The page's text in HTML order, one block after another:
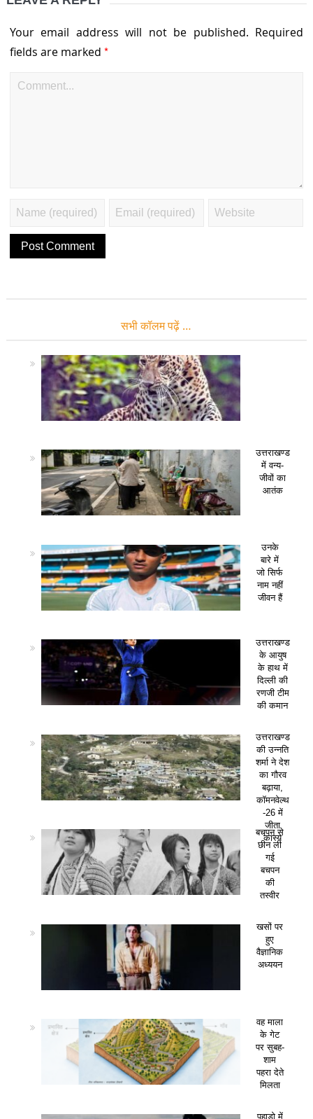
Your email address will not be published. Required
fields are marked *
सभी कॉलम पढ़ें …
उत्तराखण्ड
में वन्य-
जीवों का
आतंक
उनके
बारे में
जो सिर्फ
नाम नहीं
जीवन हैं
उत्तराखण्ड
के आयुष
के हाथ में
दिल्ली की
रणजी टीम
की कमान
उत्तराखण्ड
की उन्नति
शर्मा ने देश
का गौरव
बढ़ाया,
कॉमनवेल्थ
-26 में
जीता
कांस्य
बचपन से
छीन ली
गई
बचपन
की
तस्वीर
खसों पर
हुए
वैज्ञानिक
अध्ययन
वह माला
के गेट
पर सुबह-
शाम
पहरा देते
मिलता
पहाड़ो में